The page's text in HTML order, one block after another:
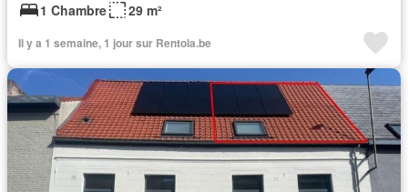
1 Chambre
29 m²
Il y a 1 semaine, 1 jour sur Rentola.be